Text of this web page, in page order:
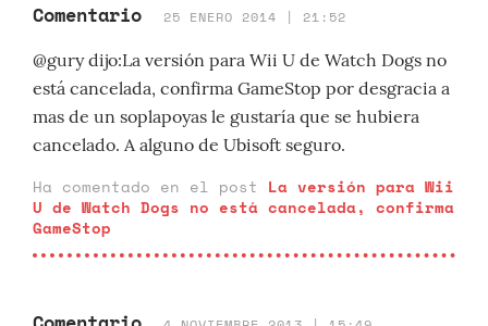
Comentario 25 ENERO 2014 | 21:52
@gury dijo:La versión para Wii U de Watch Dogs no
está cancelada, confirma GameStop por desgracia a
mas de un soplapoyas le gustaría que se hubiera
cancelado. A alguno de Ubisoft seguro.
Ha comentado en el post La versión para Wii
U de Watch Dogs no está cancelada, confirma
GameStop